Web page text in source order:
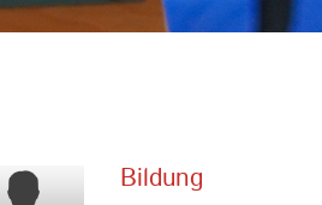
Bildung